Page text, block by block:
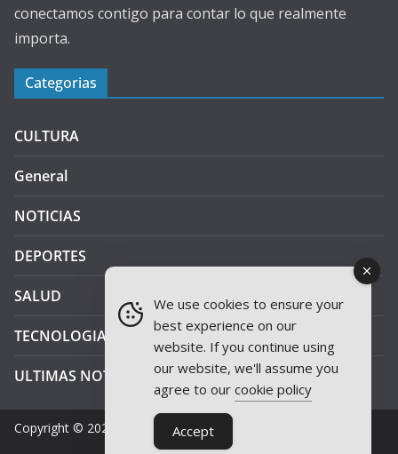
conectamos contigo para contar lo que realmente
importa.
Categorias
CULTURA
General
NOTICIAS
DEPORTES
SALUD
TECNOLOGIA
ULTIMAS NOTICIAS
Copyright © 2026 JAEN PLUS RADIO
We use cookies to ensure your
best experience on our
website. If you continue using
our website, we'll assume you
agree to our cookie policy
Accept